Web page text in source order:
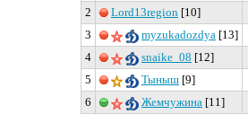
2 Lord13region [10]
3
myzukadozdya [13]
4
snaike_08 [12]
5
Тыныш [9]
6
Жемчужина [11]